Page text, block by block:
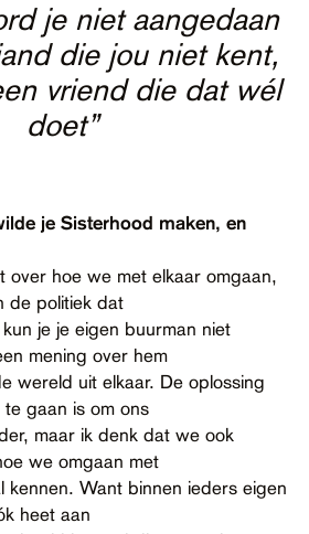
je niet aangedaan
die jou niet kent,
vriend die dat wél
doet”
je Sisterhood maken, en
over hoe we met elkaar omgaan,
de politiek dat
je je eigen buurman niet
mening over hem
wereld uit elkaar. De oplossing
gaan is om ons
maar ik denk dat we ook
we omgaan met
kennen. Want binnen ieders eigen
heet aan